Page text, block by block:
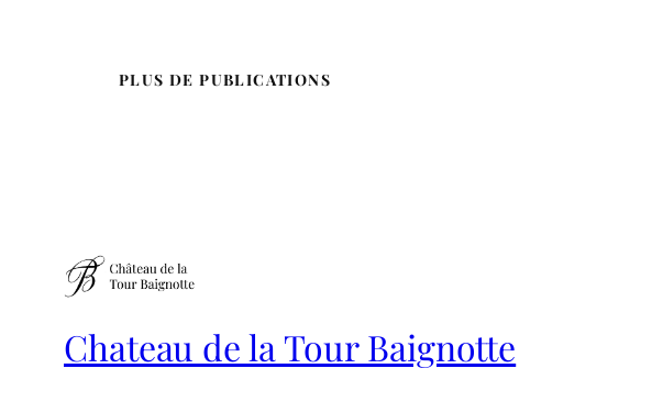
PLUS DE PUBLICATIONS
Chateau de la Tour Baignotte